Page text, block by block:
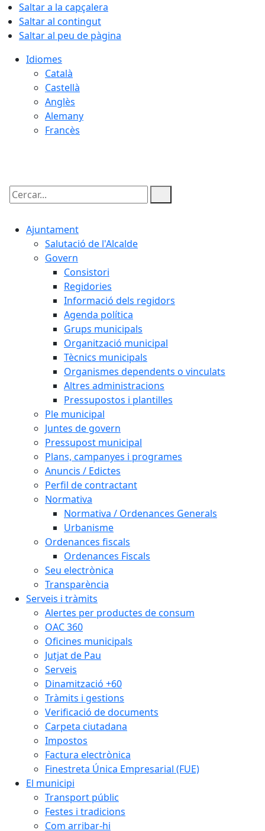
Saltar a la capçalera
Saltar al contingut
Saltar al peu de pàgina
Idiomes
Català
Castellà
Anglès
Alemany
Francès
Cercar:
Ajuntament
Salutació de l'Alcalde
Govern
Consistori
Regidories
Informació dels regidors
Agenda política
Grups municipals
Organització municipal
Tècnics municipals
Organismes dependents o vinculats
Altres administracions
Pressupostos i plantilles
Ple municipal
Juntes de govern
Pressupost municipal
Plans, campanyes i programes
Anuncis / Edictes
Perfil de contractant
Normativa
Normativa / Ordenances Generals
Urbanisme
Ordenances fiscals
Ordenances Fiscals
Seu electrònica
Transparència
Serveis i tràmits
Alertes per productes de consum
OAC 360
Oficines municipals
Jutjat de Pau
Serveis
Dinamització +60
Tràmits i gestions
Verificació de documents
Carpeta ciutadana
Impostos
Factura electrònica
Finestreta Única Empresarial (FUE)
El municipi
Transport públic
Festes i tradicions
Com arribar-hi